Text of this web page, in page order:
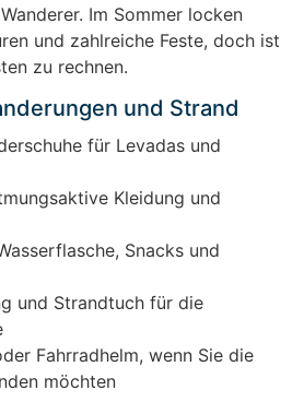
Im Sommer locken
und zahlreiche Feste, doch ist
zu rechnen.
und Strand
für Levadas und
Kleidung und
Snacks und
und Strandtuch für die
Fahrradhelm, wenn Sie die
möchten